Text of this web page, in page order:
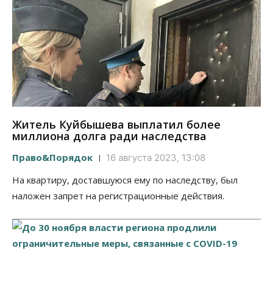
Житель Куйбышева выплатил более
миллиона долга ради наследства
Право&Порядок 16 августа 2023, 13:08
На квартиру, доставшуюся ему по наследству, был
наложен запрет на регистрационные действия.